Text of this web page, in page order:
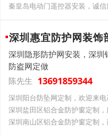
秦皇岛电动门遥控器安装，诚
深圳惠宜防护网装饰
深圳隐形防护网安装，深
防盗网定做
陈先生 13691859344
深圳阳台防坠网定制，欢迎来电
深圳盐田区铝合金防护窗定制
深圳南山区铝合金防护窗定制